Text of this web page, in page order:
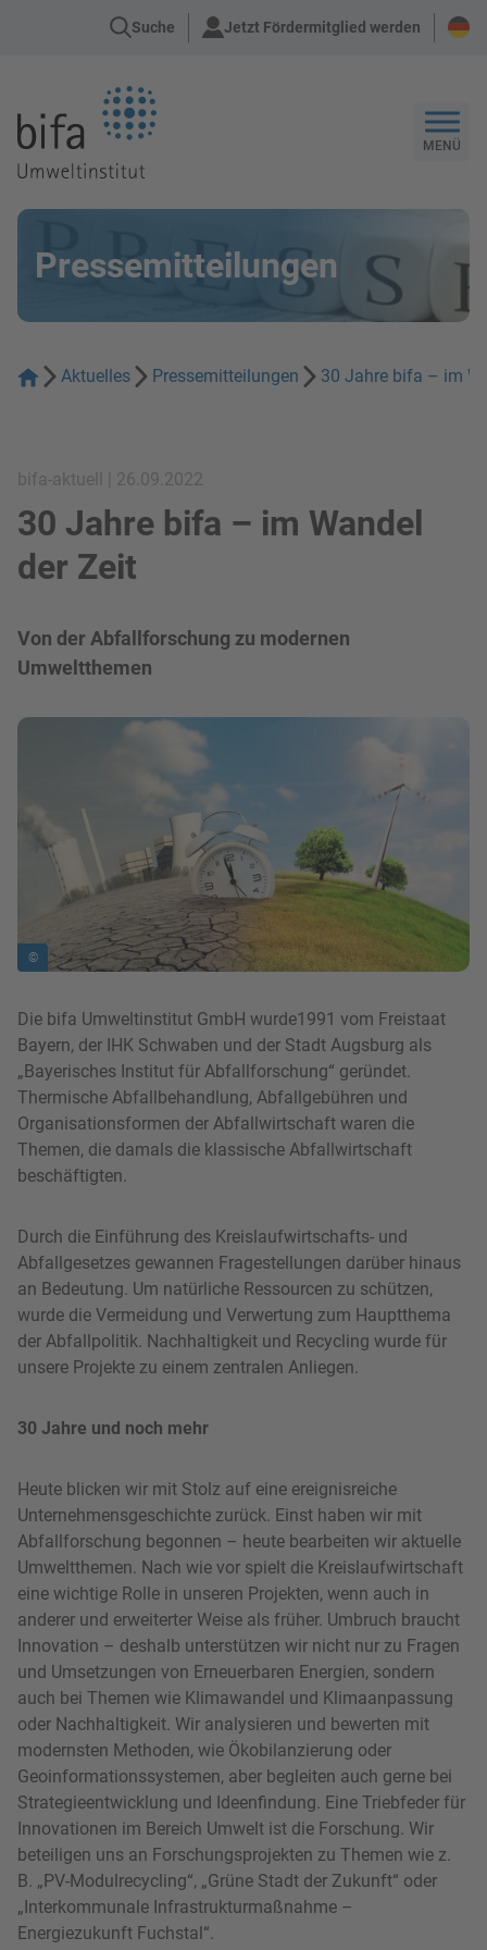
Suche Jetzt Fördermitglied werden
MENÜ
Pressemitteilungen
Aktuelles Pressemitteilungen 30 Jahre bifa – im
bifa-aktuell | 26.09.2022
30 Jahre bifa – im Wandel
der Zeit
Von der Abfallforschung zu modernen
Umweltthemen
Bild in Lightbox zeigen
©
Die bifa Umweltinstitut GmbH wurde1991 vom Freistaat
Bayern, der IHK Schwaben und der Stadt Augsburg als
„Bayerisches Institut für Abfallforschung“ geründet.
Thermische Abfallbehandlung, Abfallgebühren und
Organisationsformen der Abfallwirtschaft waren die
Themen, die damals die klassische Abfallwirtschaft
beschäftigten.
Durch die Einführung des Kreislaufwirtschafts- und
Abfallgesetzes gewannen Fragestellungen darüber hinaus
an Bedeutung. Um natürliche Ressourcen zu schützen,
wurde die Vermeidung und Verwertung zum Hauptthema
der Abfallpolitik. Nachhaltigkeit und Recycling wurde für
unsere Projekte zu einem zentralen Anliegen.
30 Jahre und noch mehr
Heute blicken wir mit Stolz auf eine ereignisreiche
Unternehmensgeschichte zurück. Einst haben wir mit
Abfallforschung begonnen – heute bearbeiten wir aktuelle
Umweltthemen. Nach wie vor spielt die Kreislaufwirtschaft
eine wichtige Rolle in unseren Projekten, wenn auch in
anderer und erweiterter Weise als früher. Umbruch braucht
Innovation – deshalb unterstützen wir nicht nur zu Fragen
und Umsetzungen von Erneuerbaren Energien, sondern
auch bei Themen wie Klimawandel und Klimaanpassung
oder Nachhaltigkeit. Wir analysieren und bewerten mit
modernsten Methoden, wie Ökobilanzierung oder
Geoinformationssystemen, aber begleiten auch gerne bei
Strategieentwicklung und Ideenfindung. Eine Triebfeder für
Innovationen im Bereich Umwelt ist die Forschung. Wir
beteiligen uns an Forschungsprojekten zu Themen wie z.
B. „PV-Modulrecycling“, „Grüne Stadt der Zukunft“ oder
„Interkommunale Infrastrukturmaßnahme –
Energiezukunft Fuchstal“.